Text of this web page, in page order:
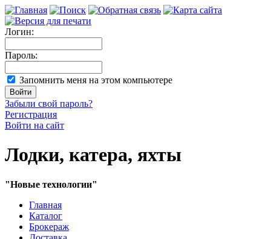
Логин:
Пароль:
Запомнить меня на этом компьютере
Забыли свой пароль?
Регистрация
Войти на сайт
Лодки, катера, яхты
"Новые технологии"
Главная
Каталог
Брокераж